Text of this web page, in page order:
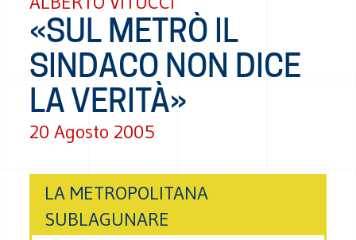
«SUL METRÒ IL
SINDACO NON DICE
LA VERITÀ»
20 Agosto 2005
LA METROPOLITANA
SUBLAGUNARE